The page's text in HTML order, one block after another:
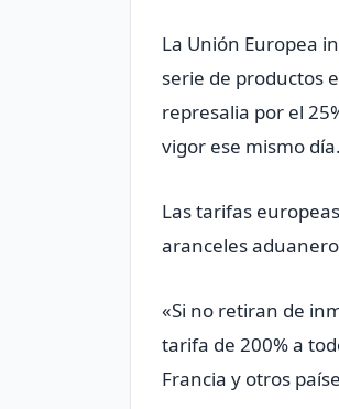
La Unión Europea
serie de productos
represalia por el
vigor ese mismo día.
Las tarifas
aranceles
«Si no retiran de
tarifa de 200% a
Francia y otros